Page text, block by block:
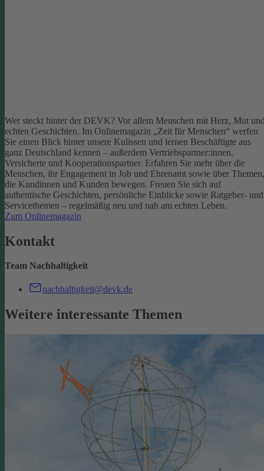
Wer steckt hinter der DEVK? Vor allem Menschen mit Herz, Mut
echten Geschichten. Im Onlinemagazin „Zeit für Menschen“ werfen
Sie einen Blick hinter unsere Kulissen und lernen Beschäftigte aus
ganz Deutschland kennen – außerdem Vertriebspartner:innen,
Versicherte und Kooperationspartner. Erfahren Sie mehr über die
Menschen, ihr Engagement in Job und Ehrenamt sowie über Themen,
die Kundinnen und Kunden bewegen. Freuen Sie sich auf
authentische Geschichten, persönliche Einblicke sowie Ratgeber- und
Servicethemen – regelmäßig neu und nah am echten Leben.
Zum Onlinemagazin
Kontakt
Team Nachhaltigkeit
nachhaltigkeit@devk.de
Weitere interessante Themen